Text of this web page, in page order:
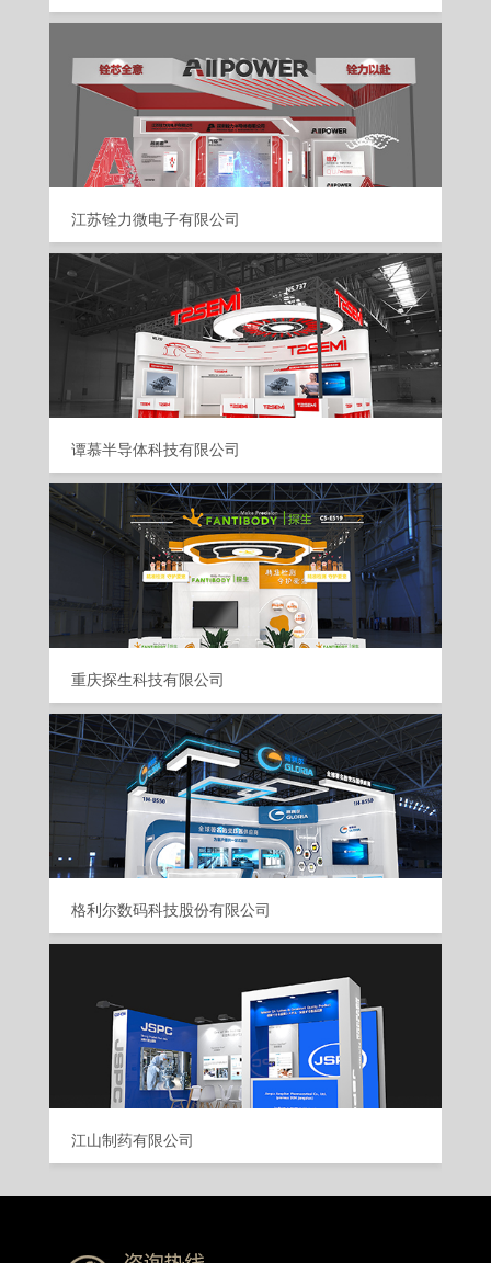
江苏铨力微电子有限公司
谭慕半导体科技有限公司
重庆探生科技有限公司
格利尔数码科技股份有限公司
江山制药有限公司